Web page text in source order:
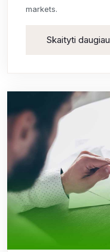
markets.
Skaityti daugiau